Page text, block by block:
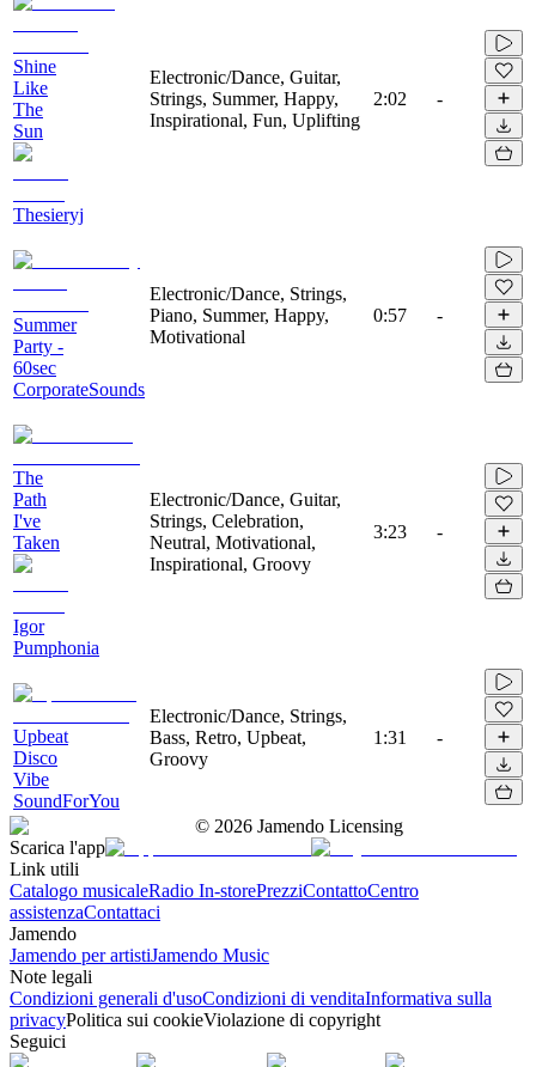
Shine
Like
The
Sun
Thesieryj
Electronic/Dance, Guitar,
Strings, Summer, Happy,
Inspirational, Fun, Uplifting
2:02 -
Summer
Party -
60sec
CorporateSounds
Electronic/Dance, Strings,
Piano, Summer, Happy,
Motivational
0:57 -
The
Path
I've
Taken
Igor
Pumphonia
Electronic/Dance, Guitar,
Strings, Celebration,
Neutral, Motivational,
Inspirational, Groovy
3:23 -
Upbeat
Disco
Vibe
SoundForYou
Electronic/Dance, Strings,
Bass, Retro, Upbeat,
Groovy
1:31 -
© 2026 Jamendo Licensing
Scarica l'app
Link utili
Catalogo musicaleRadio In-storePrezziContattoCentro
assistenzaContattaci
Jamendo
Jamendo per artistiJamendo Music
Note legali
Condizioni generali d'usoCondizioni di venditaInformativa sulla
privacyPolitica sui cookieViolazione di copyright
Seguici